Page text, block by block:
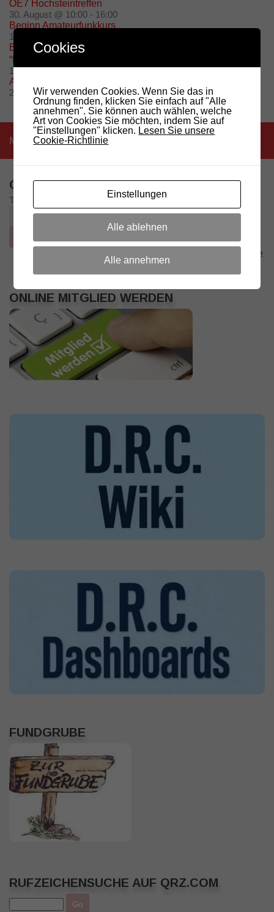
OE7 Hochsteintreffen
30. August @ 10:00 - 16:00
Beginn Amateurfunkkurs
15. September @ 20:00
Besuch des Radioobservatoriums in Medicina (BO)
“Marcello Ceccarelli”
19. September @ 10:00-17:00
Amateurfunkprüfung 2026
26. November @ 10:00-13:00
Mehr
OTHER LANGUAGES
Translate to:
Google Translate
ONLINE MITGLIED WERDEN
FUNDGRUBE
RUFZEICHENSUCHE AUF QRZ.COM
Cookies
Wir verwenden Cookies. Wenn Sie das in
Ordnung finden, klicken Sie einfach auf "Alle
annehmen". Sie können auch wählen, welche
Art von Cookies Sie möchten, indem Sie auf
"Einstellungen" klicken. Lesen Sie unsere
Cookie-Richtlinie
Einstellungen
Alle ablehnen
Alle annehmen